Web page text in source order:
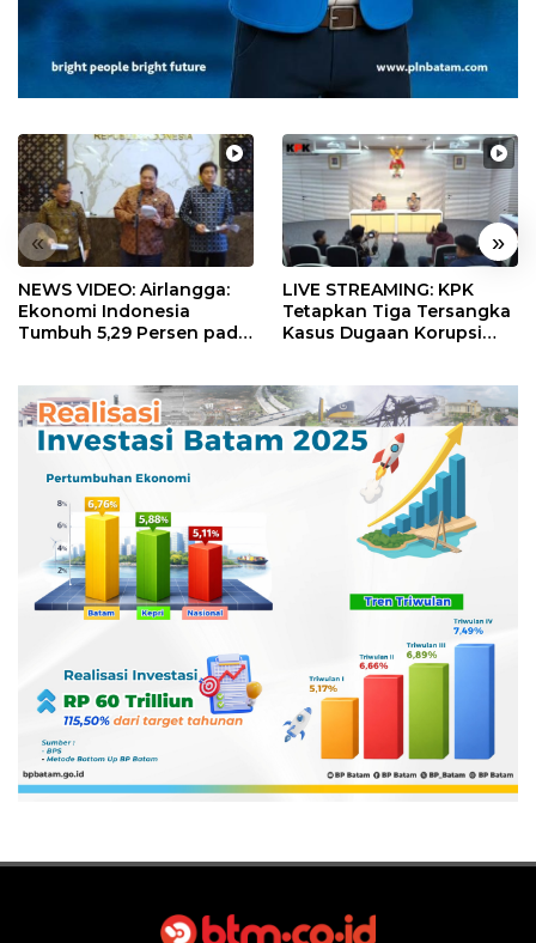
« »
NEWS VIDEO: Airlangga:
Ekonomi Indonesia
Tumbuh 5,29 Persen pada
LIVE STREAMING: KPK
Tetapkan Tiga Tersangka
Kasus Dugaan Korupsi